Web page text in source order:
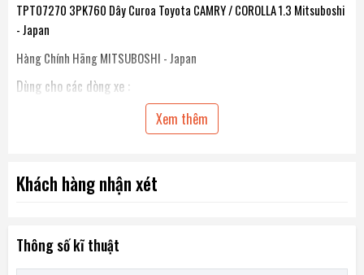
TPT07270 3PK760 Dây Curoa Toyota CAMRY / COROLLA 1.3 Mitsuboshi
- Japan
Hàng Chính Hãng MITSUBOSHI - Japan
Dùng cho các dòng xe :
Chiều dài dây : 760 mm
Xem thêm
Khách hàng nhận xét
Thông số kĩ thuật